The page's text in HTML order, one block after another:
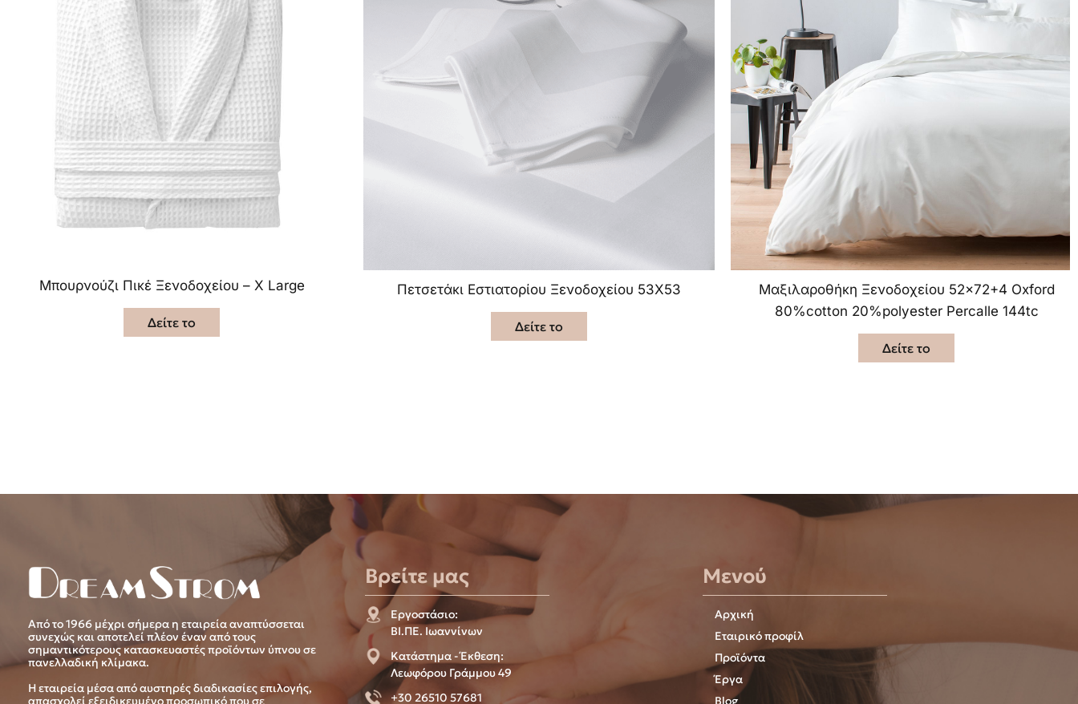
Μπουρνούζι Πικέ Ξενοδοχείου – X Large
Δείτε το
Πετσετάκι Εστιατορίου Ξενοδοχείου 53Χ53
Δείτε το
Μαξιλαροθήκη Ξενοδοχείου 52×72+4 Oxford
80%cotton 20%polyester Percalle 144tc
Δείτε το
Από το 1966 μέχρι σήμερα η εταιρεία αναπτύσσεται
συνεχώς και αποτελεί πλέον έναν από τους
σημαντικότερους κατασκευαστές προϊόντων ύπνου σε
πανελλαδική κλίμακα.
Η εταιρεία μέσα από αυστηρές διαδικασίες επιλογής,
απασχολεί εξειδικευμένο προσωπικό που σε
Βρείτε μας
Εργοστάσιο:
ΒΙ.ΠΕ. Ιωαννίνων
Κατάστημα - Έκθεση:
Λεωφόρου Γράμμου 49
+30 26510 57681
Μενού
Αρχική
Εταιρικό προφίλ
Προϊόντα
Έργα
Blog